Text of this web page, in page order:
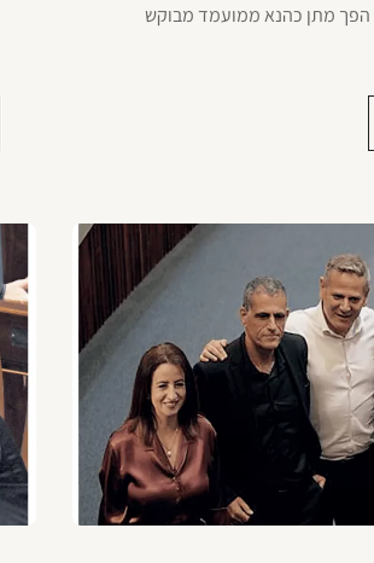
הפך מתן כהנא ממועמד מבוקש